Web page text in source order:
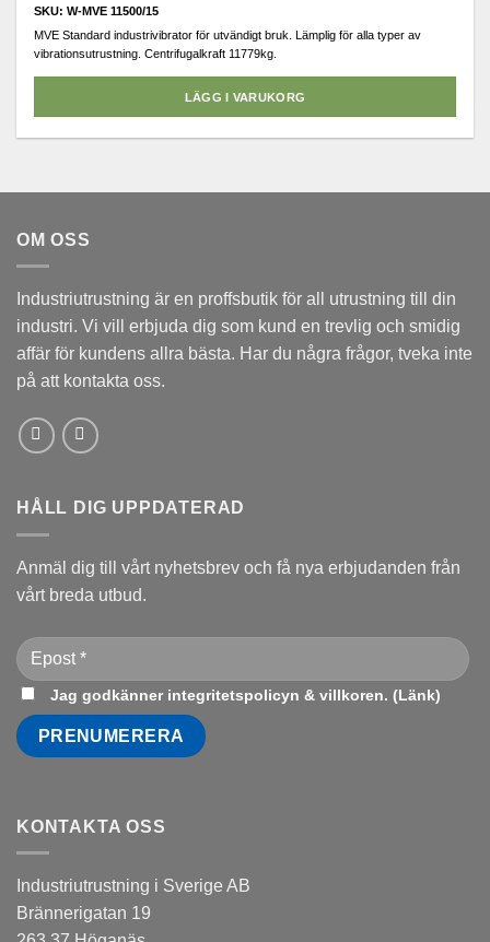
SKU: W-MVE 11500/15
MVE Standard industrivibrator för utvändigt bruk. Lämplig för alla typer av
vibrationsutrustning. Centrifugalkraft 11779kg.
LÄGG I VARUKORG
OM OSS
Industriutrustning är en proffsbutik för all utrustning till din
industri. Vi vill erbjuda dig som kund en trevlig och smidig
affär för kundens allra bästa. Har du några frågor, tveka inte
på att kontakta oss.
HÅLL DIG UPPDATERAD
Anmäl dig till vårt nyhetsbrev och få nya erbjudanden från
vårt breda utbud.
Jag godkänner integritetspolicyn & villkoren. (Länk)
KONTAKTA OSS
Industriutrustning i Sverige AB
Brännerigatan 19